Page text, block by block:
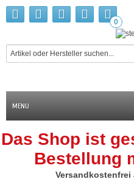
0
MENU
Das Shop ist
Bestellung
Versandkostenfrei